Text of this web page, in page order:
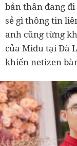
bản thân đang
sẻ gì thông tin
anh cũng từng
của Midu tại Đà
khiến netizen